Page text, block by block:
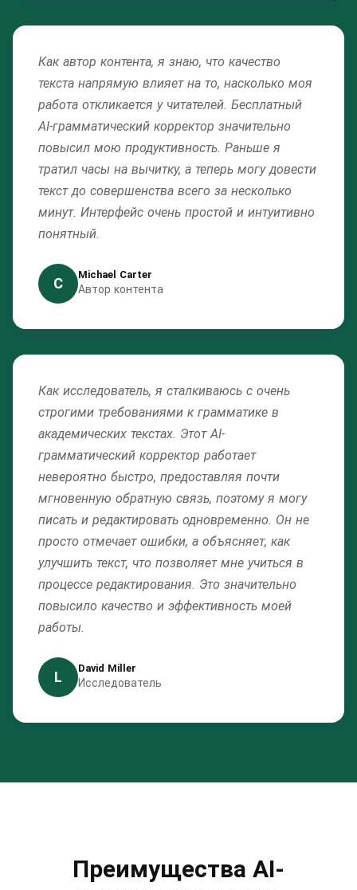
Как автор контента, я знаю, что качество
текста напрямую влияет на то, насколько моя
работа откликается у читателей. Бесплатный
AI-грамматический корректор значительно
повысил мою продуктивность. Раньше я
тратил часы на вычитку, а теперь могу довести
текст до совершенства всего за несколько
минут. Интерфейс очень простой и интуитивно
понятный.
C
Michael Carter
Автор контента
Как исследователь, я сталкиваюсь с очень
строгими требованиями к грамматике в
академических текстах. Этот AI-
грамматический корректор работает
невероятно быстро, предоставляя почти
мгновенную обратную связь, поэтому я могу
писать и редактировать одновременно. Он не
просто отмечает ошибки, а объясняет, как
улучшить текст, что позволяет мне учиться в
процессе редактирования. Это значительно
повысило качество и эффективность моей
работы.
L
David Miller
Исследователь
Преимущества AI-